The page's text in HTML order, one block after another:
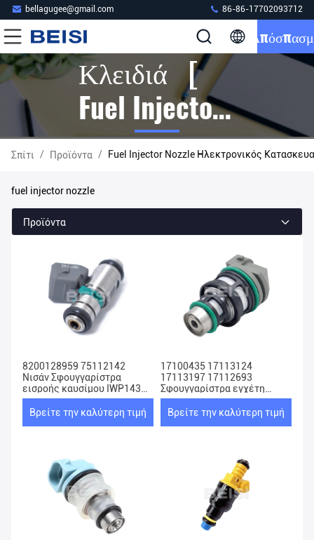
bellagugee@gmail.com 86-86-17702093712
Κλειδιά [
Fuel Injector
Nozzle ]
Αντιστοιχία
21 Προϊόντα
Σπίτι / Προϊόντα / Fuel Injector Nozzle Ηλεκτρονικός
fuel injector nozzle
Προϊόντα
8200128959 75112142
Νισάν Σφουγγαρίστρα
εισροής καυσίμου IWP143
INJ533 IWP-143
Βρείτε την καλύτερη τιμή
17100435 17113124
17113197 17112693
Σφουγγαρίστρα εγχέτη
καυσίμου για την Chevy GMC
Cavalier
Βρείτε την καλύτερη τιμή